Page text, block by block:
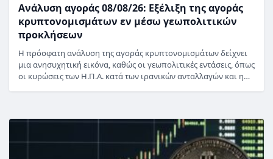
Ανάλυση αγοράς 08/08/26: Εξέλιξη της αγοράς
κρυπτονομισμάτων εν μέσω γεωπολιτικών
προκλήσεων
Η πρόσφατη ανάλυση της αγοράς κρυπτονομισμάτων δείχνει
μια ανησυχητική εικόνα, καθώς οι γεωπολιτικές εντάσεις, όπως
οι κυρώσεις των Η.Π.Α. κατά των ιρανικών ανταλλαγών και η…